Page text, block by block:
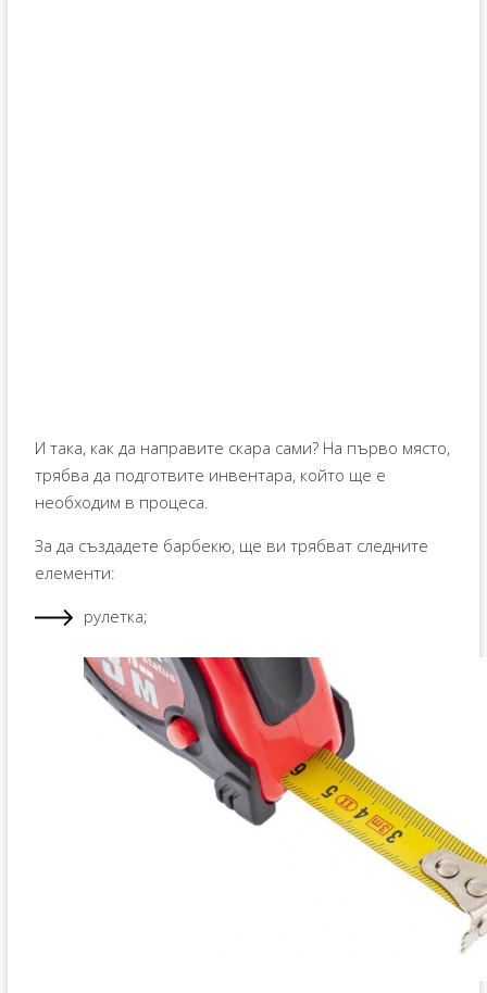
И така, как да направите скара сами? На първо място,
трябва да подготвите инвентара, който ще е
необходим в процеса.
За да създадете барбекю, ще ви трябват следните
елементи:
рулетка;